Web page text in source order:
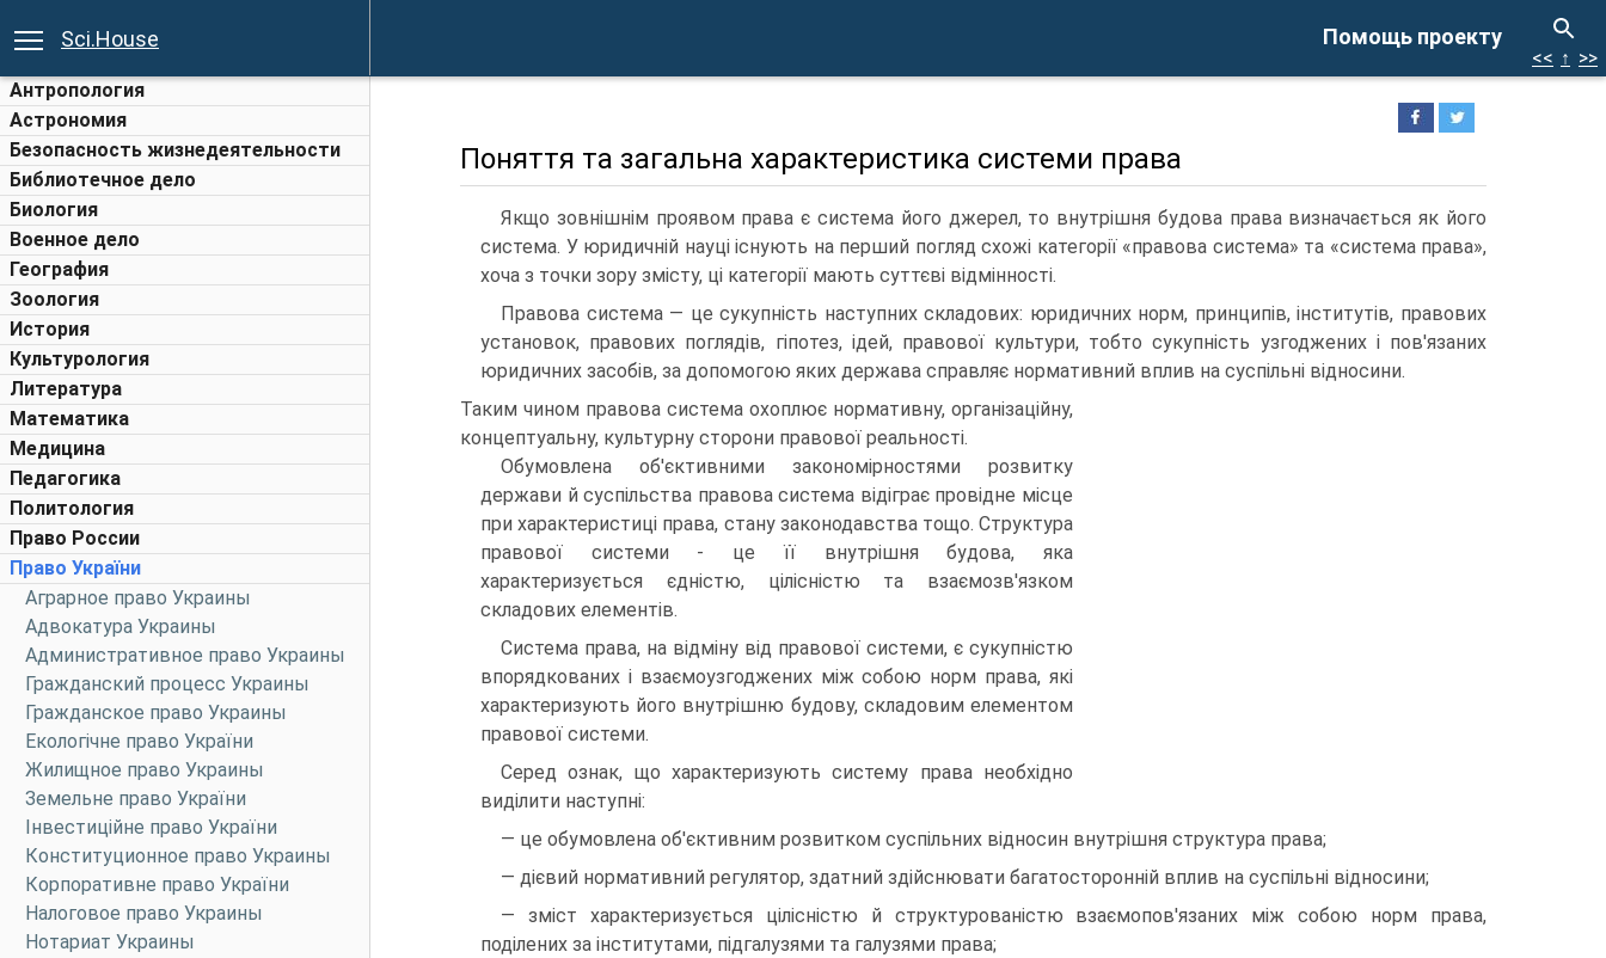
Помощь проекту
Sci.House
Антропология
Астрономия
Безопасность жизнедеятельности
Библиотечное дело
Биология
Военное дело
География
Зоология
История
Культурология
Литература
Математика
Медицина
Педагогика
Политология
Право России
Право України
Аграрное право Украины
Адвокатура Украины
Административное право Украины
Гражданский процесс Украины
Гражданское право Украины
Екологічне право України
Жилищное право Украины
Земельне право України
Інвестиційне право України
Конституционное право Украины
Корпоративне право України
Налоговое право Украины
Нотариат Украины
<< ↑ >>
Поняття та загальна характеристика системи права
Якщо зовнішнім проявом права є система його джерел, то внутрішня будова права визначається як його
система. У юридичній науці існують на перший погляд схожі категорії «правова система» та «система права»,
хоча з точки зору змісту, ці категорії мають суттєві відмінності.
Правова система — це сукупність наступних складових: юридичних норм, принципів, інститутів, правових
установок, правових поглядів, гіпотез, ідей, правової культури, тобто сукупність узгоджених і пов'язаних
юридичних засобів, за допомогою яких держава справляє нормативний вплив на суспільні відносини.
Таким чином правова система охоплює нормативну, організаційну,
концептуальну, культурну сторони правової реальності.
Обумовлена об'єктивними закономірностями розвитку
держави й суспільства правова система відіграє провідне місце
при характеристиці права, стану законодавства тощо. Структура
правової системи - це її внутрішня будова, яка
характеризується єдністю, цілісністю та взаємозв'язком
складових елементів.
Система права, на відміну від правової системи, є сукупністю
впорядкованих і взаємоузгоджених між собою норм права, які
характеризують його внутрішню будову, складовим елементом
правової системи.
Серед ознак, що характеризують систему права необхідно
виділити наступні:
— це обумовлена об'єктивним розвитком суспільних відносин внутрішня структура права;
— дієвий нормативний регулятор, здатний здійснювати багатосторонній вплив на суспільні відносини;
— зміст характеризується цілісністю й структурованістю взаємопов'язаних між собою норм права,
поділених за інститутами, підгалузями та галузями права;